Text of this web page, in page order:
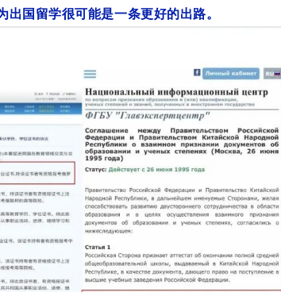
国留学很可能是一条更好的出路。